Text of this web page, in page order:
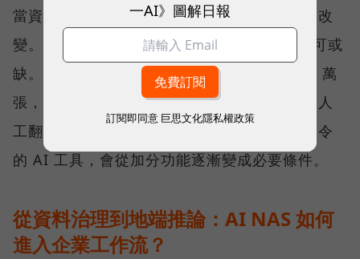
當資料量持續擴大，搜尋與管理方式也會跟著改
變。「在 NAS 裡放入 AI Agent 會越來越不可或
缺。」劉文義舉例，當照片累積到 10 萬、20 萬
張，要找出其中幾張特定畫面，已不可能只靠人
工翻找。此時，能理解內容、接受自然語言指令
的 AI 工具，會從加分功能逐漸變成必要條件。
從資料治理到地端推論：AI NAS 如何
進入企業工作流？
一AI》圖解日報
訂閱即同意 巨思文化隱私權政策